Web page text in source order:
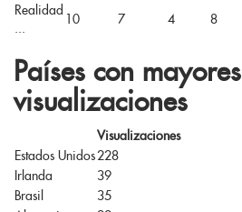
Realidad
10 7 4 8
Países con mayores
visualizaciones
Visualizaciones
Estados Unidos228
Irlanda
39
Brasil
35